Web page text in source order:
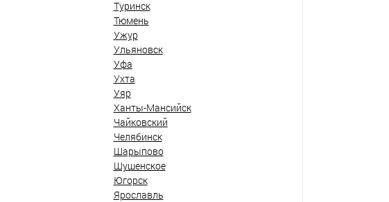
Туринск
Тюмень
Ужур
Ульяновск
Уфа
Ухта
Уяр
Ханты-Мансийск
Чайковский
Челябинск
Шарыпово
Шушенское
Югорск
Ярославль